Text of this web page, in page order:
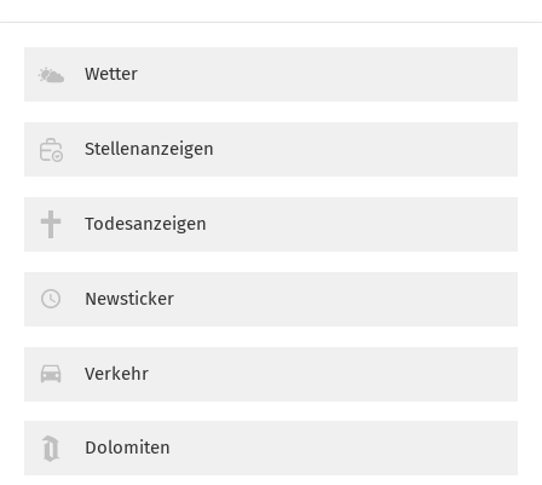
Wetter
Stellenanzeigen
Todesanzeigen
Newsticker
Verkehr
Dolomiten